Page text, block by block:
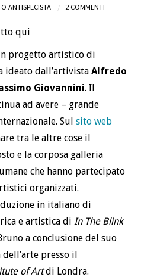
ANTISPECISTA 2 COMMENTI
progetto artistico di
ideato dall’artivistaAlfredo
Giovannini. Il
ad avere – grande
Sulsito web
tra le altre cose il
e la corposa galleria
che hanno partecipato
organizzati.
in italiano di
e artistica diIn The Blink
a conclusione del suo
presso il
of Artdi Londra.